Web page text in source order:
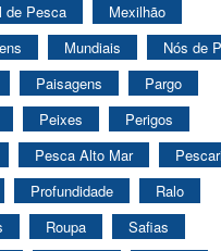
de Pesca
Mexilhão
Mundiais
Nós de
Paisagens
Pargo
Peixes
Perigos
Pesca Alto Mar
Profundidade
Ralo
Roupa
Safias